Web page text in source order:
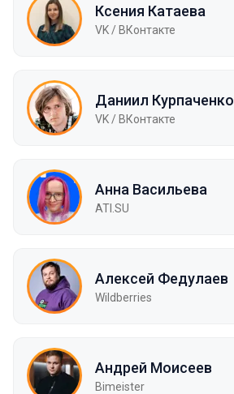
Ксения Катаева
VK / ВКонтакте
Даниил Курпаченко
VK / ВКонтакте
Анна Васильева
ATI.SU
Алексей Федулаев
Wildberries
Андрей Моисеев
Bimeister